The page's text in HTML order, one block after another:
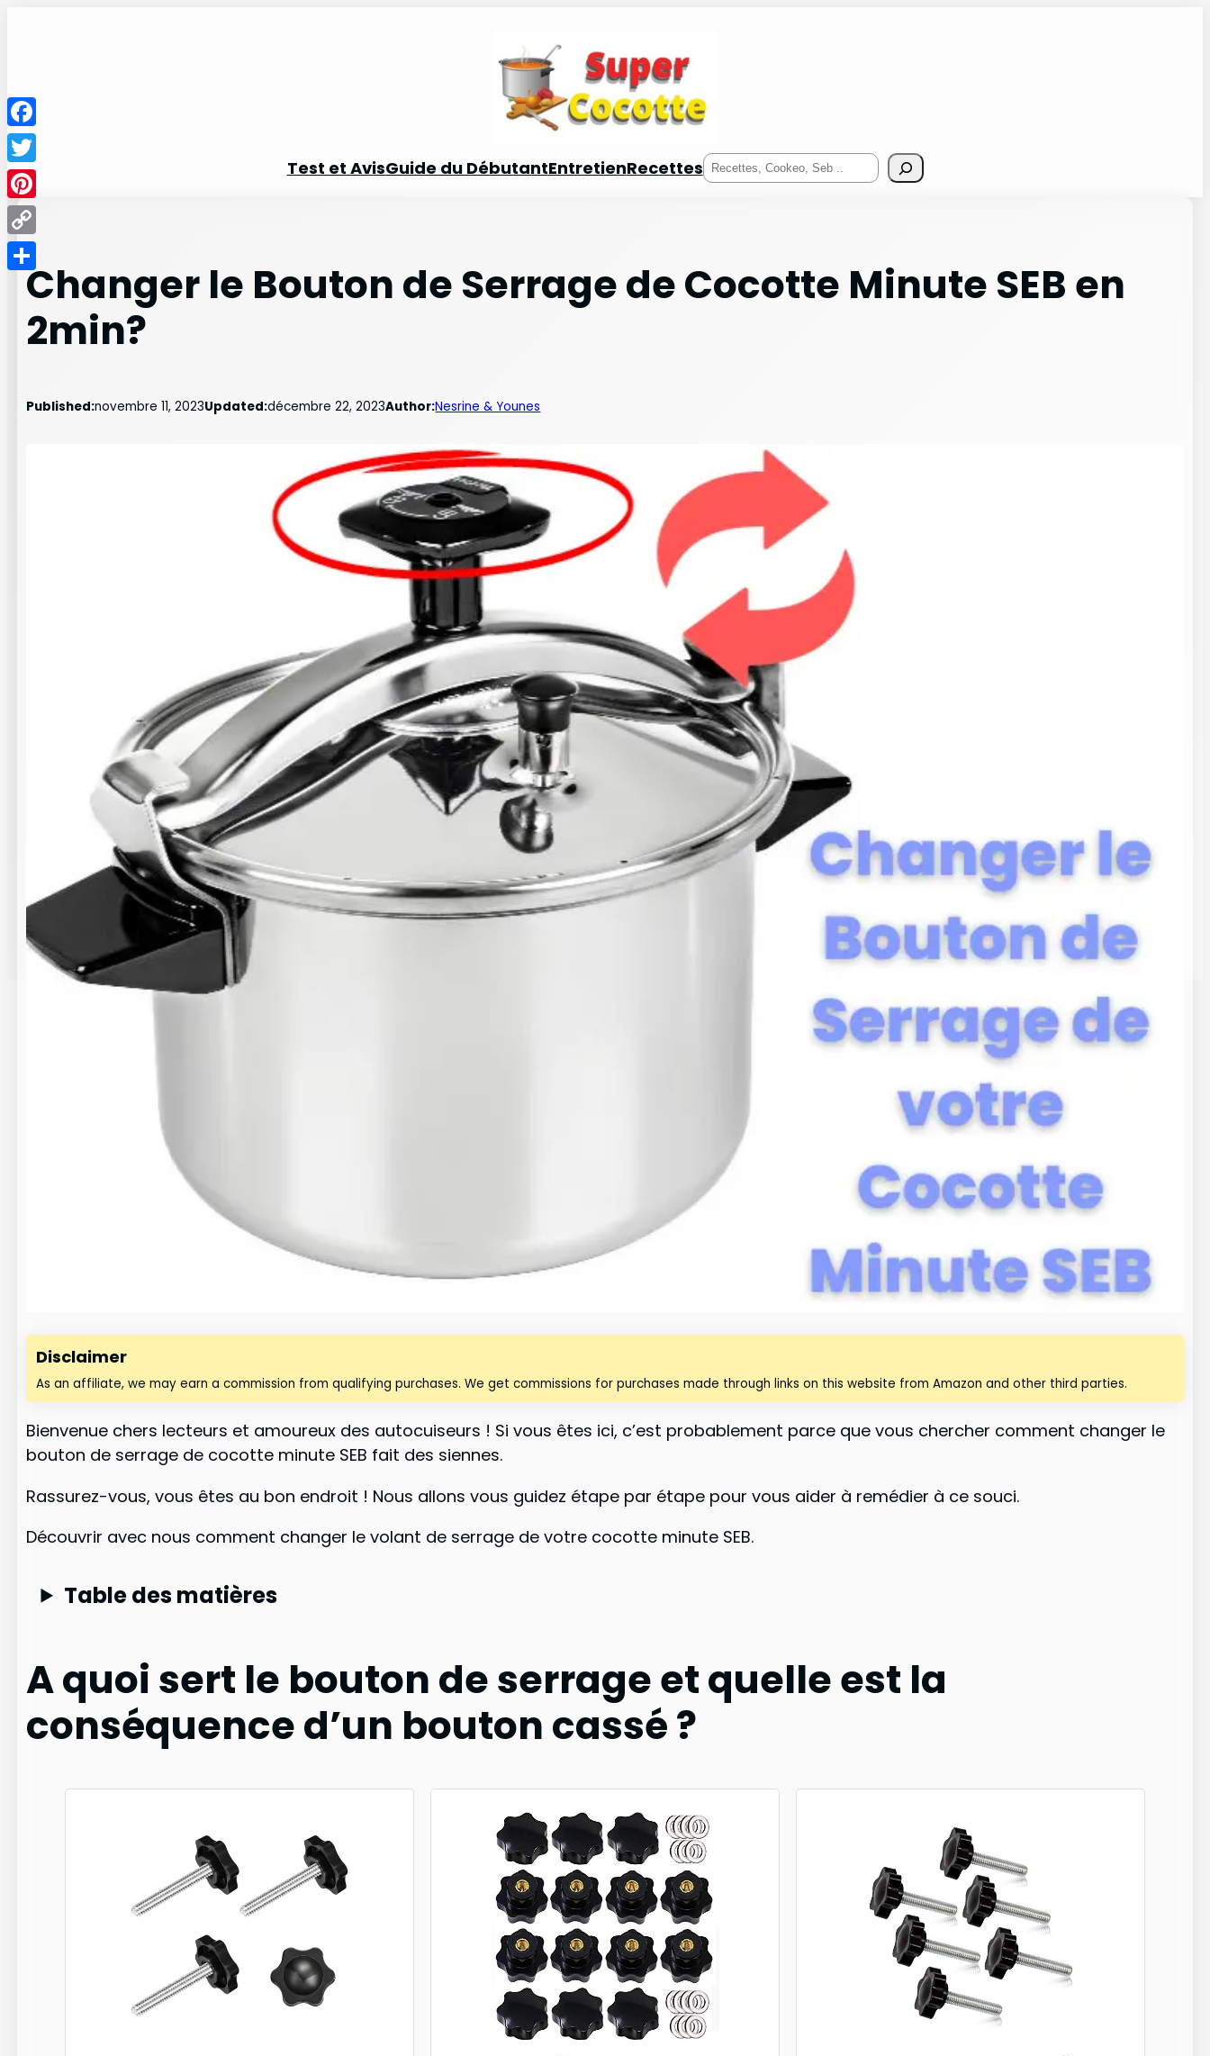
Test et AvisGuide du DébutantEntretienRecettesRechercher
Changer le Bouton de Serrage de Cocotte Minute SEB en
2min?
Published:novembre 11, 2023Updated:décembre 22, 2023Author:Nesrine & Younes
Disclaimer
As an affiliate, we may earn a commission from qualifying purchases. We get commissions for purchases made through links on this website from Amazon and other third parties.
Bienvenue chers lecteurs et amoureux des autocuiseurs ! Si vous êtes ici, c’est probablement parce que vous chercher comment changer le
bouton de serrage de cocotte minute SEB fait des siennes.
Rassurez-vous, vous êtes au bon endroit ! Nous allons vous guidez étape par étape pour vous aider à remédier à ce souci.
Découvrir avec nous comment changer le volant de serrage de votre cocotte minute SEB.
Table des matières
A quoi sert le bouton de serrage et quelle est la
conséquence d’un bouton cassé ?
Facebook
Twitter
Pinterest
Copy
Link
Partager